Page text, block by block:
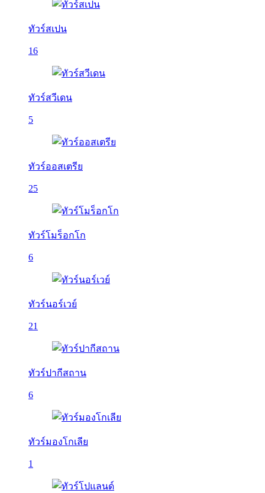
ทัวร์สเปน
16
ทัวร์สวีเดน
5
ทัวร์ออสเตรีย
25
ทัวร์โมร็อกโก
6
ทัวร์นอร์เวย์
21
ทัวร์ปากีสถาน
6
ทัวร์มองโกเลีย
1